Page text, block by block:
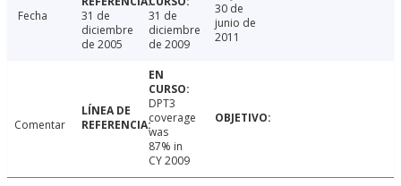
Fecha
31 de
diciembre
de 2005
31 de
diciembre
de 2009
30 de
junio de
2011
Comentar
DPT3
coverage
was
87% in
CY 2009